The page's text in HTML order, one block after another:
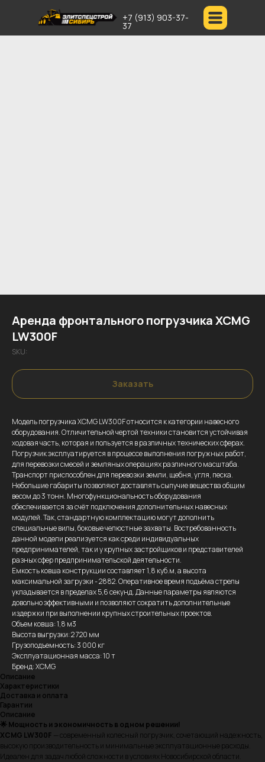
+7 (913) 903-37-
37
Аренда фронтального погрузчика XCMG
LW300F
SKU:
Заказать
Модель погрузчика XCMG LW300F относится к категории навесного
оборудования. Отличительной чертой техники становится устойчивая
ходовая часть, которая и пользуется в различных технических сферах.
Погрузчик эксплуатируется в процессе выполнения погружных работ,
для перевозки смесей и земляных операциях различного масштаба.
Транспорт приспособлен для перевозки земли, щебня, угля, песка.
Небольшие габариты позволяют доставлять сыпучие вещества общим
весом до 3 тонн. Многофункциональность оборудования
обеспечивается за счёт подключения дополнительных навесных
модулей. Так, стандартную комплектацию могут дополнить
специальные вилы, боковые челюстные захваты. Востребованность
данной модели реализуется как среди индивидуальных
предпринимателей, так и у крупных застройщиков и представителей
разных сфер предпринимательской деятельности.
Емкость ковша конструкции составляет 1,8 куб.м, а высота
максимальной загрузки - 2882. Оперативное время подъёма стрелы
укладывается в пределах 5,6 секунд. Данные параметры являются
довольно эффективными и позволяют сократить дополнительные
издержки при выполнении крупных строительных проектов.
Объем ковша: 1,8 м3
Высота выгрузки: 2 720 мм
Грузоподъемность: 3 000 кг
Эксплуатационная масса: 10 т
Бренд: XCMG
Описание
Характеристики
Доставка и оплата
Гарантии
Описание
🌟 Мощность и экономичность в одном решении!
XCMG LW300F — современный колесный погрузчик, сочетающий надежность,
высокую производительность и минимальные эксплуатационные расходы.
Идеален для задач любой сложности в условиях Новосибирской области.